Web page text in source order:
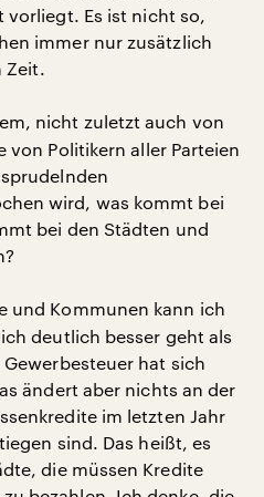
vorliegt. Es ist nicht so,
immer nur zusätzlich
Zeit.
nicht zuletzt auch von
von Politikern aller Parteien
wird, was kommt bei
bei den Städten und
und Kommunen kann ich
deutlich besser geht als
hat sich
ändert aber nichts an der
im letzten Jahr
sind. Das heißt, es
die müssen Kredite